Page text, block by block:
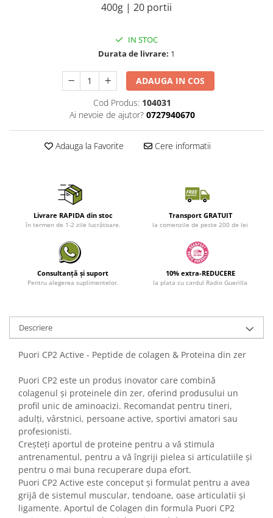
400g | 20 portii
IN STOC
Durata de livrare: 1
ADAUGA IN COS
Cod Produs: 104031
Ai nevoie de ajutor? 0727940670
Adauga la Favorite Cere informatii
Livrare RAPIDA din stoc
în termen de 1-2 zile lucrătoare.
Transport GRATUIT
la comenzile de peste 200 de lei
Consultanță și suport
Pentru alegerea suplimentelor.
10% extra-REDUCERE
la plata cu cardul Radio Guerilla
Descriere
Puori CP2 Active - Peptide de colagen & Proteina din zer
Puori CP2 este un produs inovator care combină
colagenul și proteinele din zer, oferind produsului un
profil unic de aminoacizi. Recomandat pentru tineri,
adulți, vârstnici, persoane active, sportivi amatori sau
profesionisti.
Creșteți aportul de proteine pentru a vă stimula
antrenamentul, pentru a vă îngriji pielea si articulatiile și
pentru o mai buna recuperare dupa efort.
Puori CP2 Active este conceput și formulat pentru a avea
grijă de sistemul muscular, tendoane, oase articulatii și
ligamente. Aportul de Colagen din formula Puori CP2